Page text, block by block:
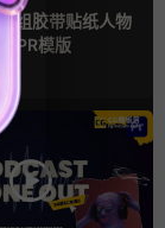
9组胶带贴纸人物
PR模版